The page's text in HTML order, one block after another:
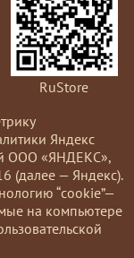
RuStore
Яндекс
ООО «ЯНДЕКС»,
(далее — Яндекс).
“cookie”—
на компьютере